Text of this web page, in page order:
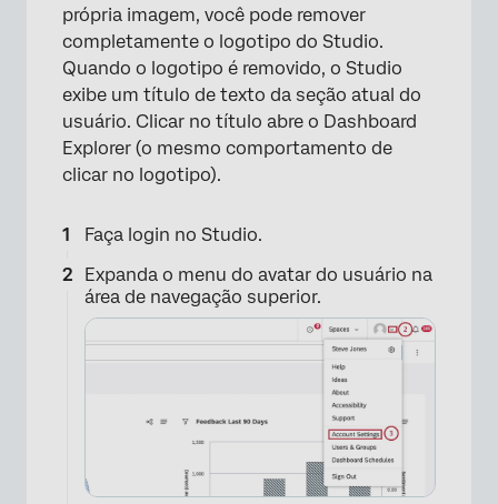
×
×
própria imagem, você pode remover
completamente o logotipo do Studio.
Quando o logotipo é removido, o Studio
exibe um título de texto da seção atual do
usuário. Clicar no título abre o Dashboard
Explorer (o mesmo comportamento de
clicar no logotipo).
Faça login no Studio.
Expanda o menu do avatar do usuário na
área de navegação superior.